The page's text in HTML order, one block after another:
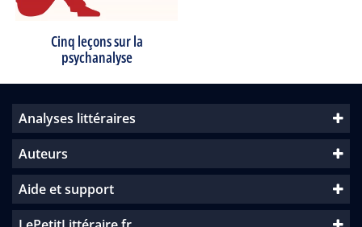
Cinq leçons sur la
psychanalyse
Analyses littéraires
Auteurs
Aide et support